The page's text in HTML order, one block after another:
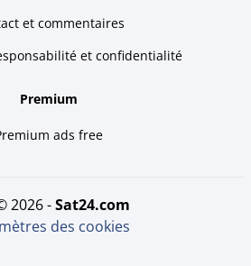
et commentaires
et confidentialité
Premium
ads free
2026 - sat24.com
des cookies